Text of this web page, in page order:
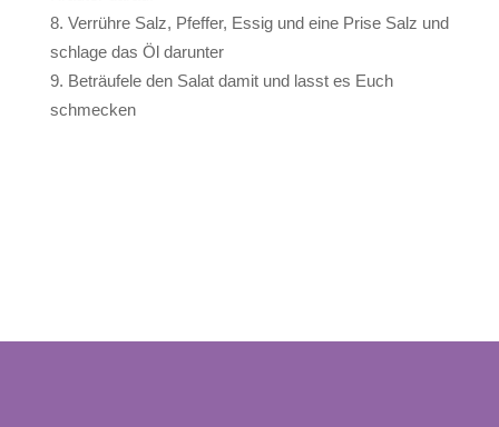
Verrühre Salz, Pfeffer, Essig und eine Prise Salz und
schlage das Öl darunter
Beträufele den Salat damit und lasst es Euch
schmecken